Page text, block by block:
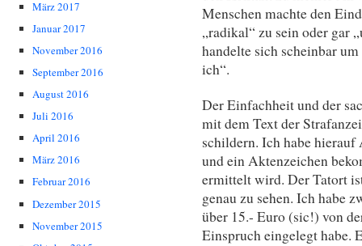
März 2017
Januar 2017
November 2016
September 2016
August 2016
Juli 2016
April 2016
März 2016
Februar 2016
Dezember 2015
November 2015
Menschen machte den
„radikal“ zu sein oder gar
handelte sich scheinbar
ich“.
Der Einfachheit und der
mit dem Text der
schildern. Ich habe
und ein Aktenzeichen
ermittelt wird. Der Tatort
genau zu sehen. Ich habe
über 15.- Euro (sic!) von
Einspruch eingelegt habe.